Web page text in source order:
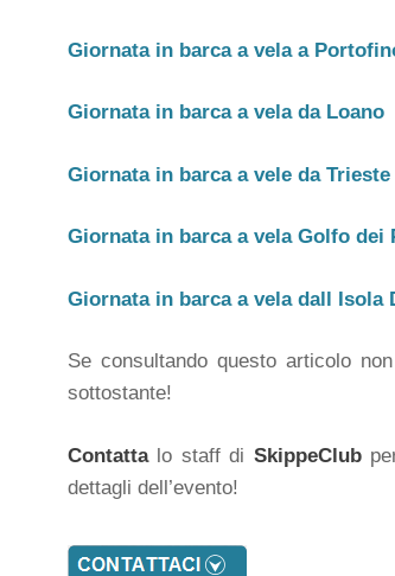
Giornata in barca a vela a
Giornata in barca a vela da Loano
Giornata in barca a vele da Trieste
Giornata in barca a vela Golfo dei
Giornata in barca a vela dall Isola
Se consultando questo articolo
sottostante!
Contatta lo staff di SkippeClub
dettagli dell’evento!